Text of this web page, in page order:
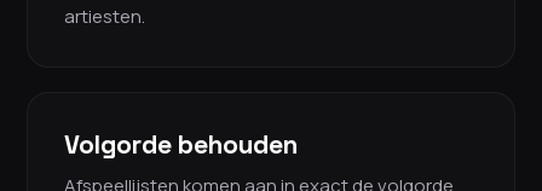
artiesten.
Volgorde behouden
Afspeellijsten komen aan in exact de volgorde